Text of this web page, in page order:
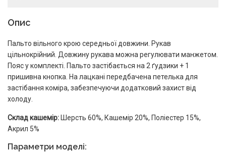
Опис
Пальто вільного крою середньої довжини. Рукав
цільнокрійний. Довжину рукава можна регулювати манжетом.
Пояс у комплекті. Пальто застібається на 2 ґудзики + 1
пришивна кнопка. На лацкані передбачена петелька для
застібання коміра, забезпечуючи додатковий захист від
холоду.
Склад кашемір: Шерсть 60%, Кашемір 20%, Поліестер 15%,
Акрил 5%
Параметри моделі: